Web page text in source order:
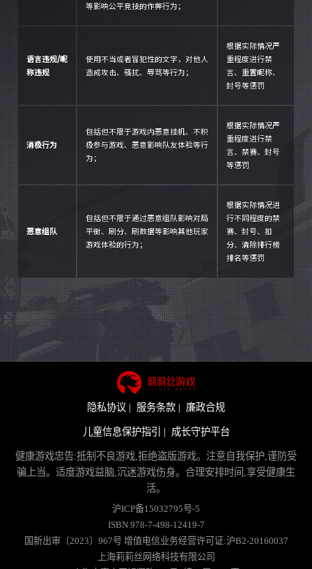
等影响公平竞技的作弊行为；
语言违规/昵
称违规
使用不当或者冒犯性的文字，对他人
造成攻击、骚扰、辱骂等行为；
根据实际情况严
重程度进行禁
言、重置昵称、
封号等惩罚
消极行为
包括但不限于游戏内恶意挂机、不积
极参与游戏、恶意影响队友体验等行
为；
根据实际情况严
重程度进行禁
言、禁赛、封号
等惩罚
恶意组队
包括但不限于通过恶意组队影响对局
平衡、刷分、刷数据等影响其他玩家
游戏体验的行为；
根据实际情况进
行不同程度的禁
赛、封号、扣
分、清除排行榜
排名等惩罚
隐私协议 | 服务条款 | 廉政合规
儿童信息保护指引 | 成长守护平台
健康游戏忠告:抵制不良游戏,拒绝盗版游戏。注意自我保护,谨防受
骗上当。适度游戏益脑,沉迷游戏伤身。合理安排时间,享受健康生
活。
沪ICP备15032795号-5
ISBN 978-7-498-12419-7
国新出审〔2023〕967号 增值电信业务经营许可证:沪B2-20160037
上海莉莉丝网络科技有限公司